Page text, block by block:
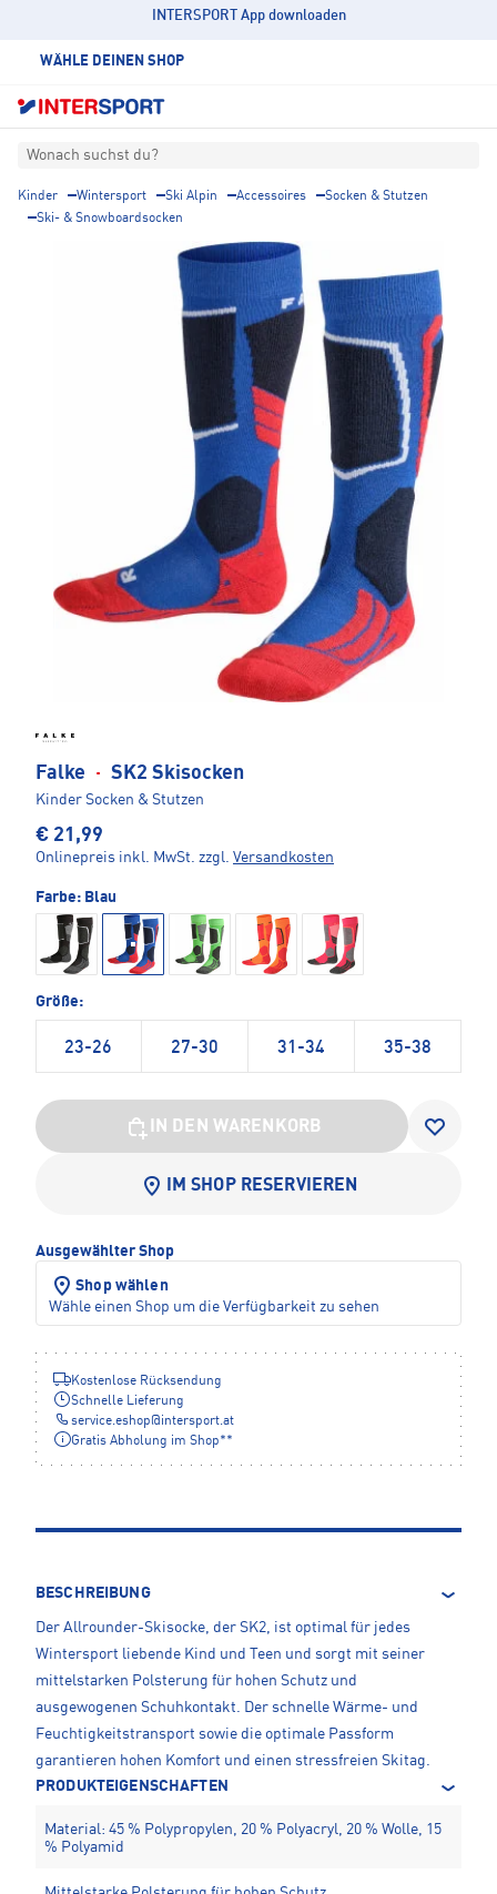
INTERSPORT App downloaden
WÄHLE DEINEN SHOP
Wonach suchst du?
Kinder Wintersport Ski Alpin Accessoires
Socken & Stutzen
Ski- & Snowboardsocken
Falke · SK2 Skisocken
Kinder Socken & Stutzen
€ 21,99
Onlinepreis inkl. MwSt. zzgl. Versandkosten
Farbe: Blau
Größe:
23-26 27-30 31-34 35-38
IN DEN WARENKORB
IM SHOP RESERVIEREN
Ausgewählter Shop
Shop wählen
Wähle einen Shop um die Verfügbarkeit zu sehen
Kostenlose Rücksendung
Schnelle Lieferung
service.eshop@intersport.at
Gratis Abholung im Shop**
BESCHREIBUNG
Der Allrounder-Skisocke, der SK2, ist optimal für jedes
Wintersport liebende Kind und Teen und sorgt mit seiner
mittelstarken Polsterung für hohen Schutz und
ausgewogenen Schuhkontakt. Der schnelle Wärme- und
Feuchtigkeitstransport sowie die optimale Passform
garantieren hohen Komfort und einen stressfreien Skitag.
PRODUKTEIGENSCHAFTEN
Material: 45 % Polypropylen, 20 % Polyacryl, 20 % Wolle, 15
% Polyamid